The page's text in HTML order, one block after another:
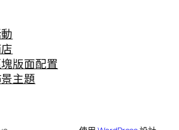
版面配置
主題